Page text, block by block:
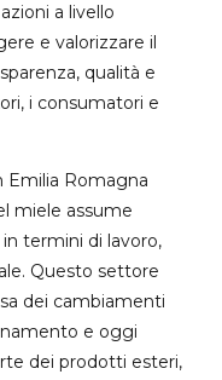
a livello
e valorizzare il
qualità e
i consumatori e
Emilia Romagna
miele assume
termini di lavoro,
Questo settore
dei cambiamenti
e oggi
dei prodotti esteri,